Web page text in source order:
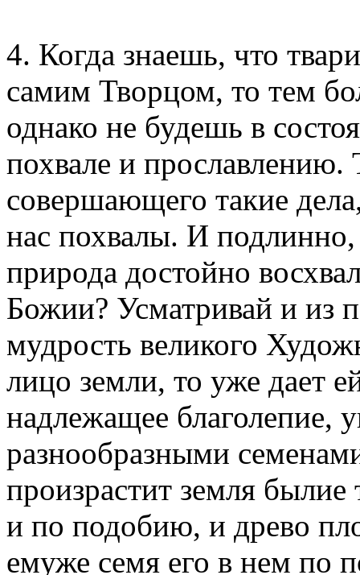
4. Когда знаешь, что
самим Творцом, то тем
однако не будешь в
похвале и
совершающего такие
нас похвалы. И подлинно,
природа достойно
Божии? Усматривай и из
мудрость великого
лицо земли, то уже дает
надлежащее благолепие,
разнообразными
произрастит земля
и по подобию, и древо
емуже семя его в нем по